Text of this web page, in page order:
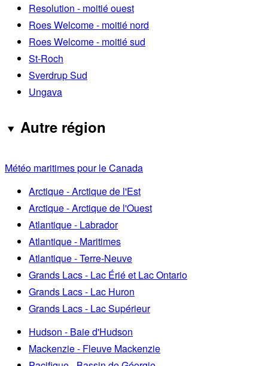
Resolution - moitié ouest
Roes Welcome - moitié nord
Roes Welcome - moitié sud
St-Roch
Sverdrup Sud
Ungava
Autre région
Météo maritimes pour le Canada
Arctique - Arctique de l'Est
Arctique - Arctique de l'Ouest
Atlantique - Labrador
Atlantique - Maritimes
Atlantique - Terre-Neuve
Grands Lacs - Lac Érié et Lac Ontario
Grands Lacs - Lac Huron
Grands Lacs - Lac Supérieur
Hudson - Baie d'Hudson
Mackenzie - Fleuve Mackenzie